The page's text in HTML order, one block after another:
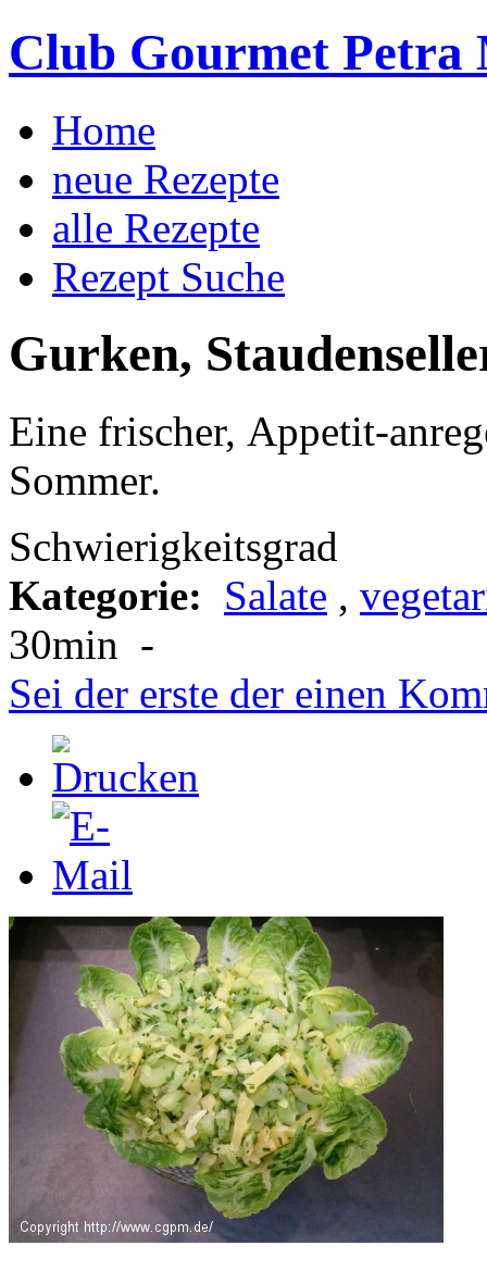
Club Gourmet Petra
Home
neue Rezepte
alle Rezepte
Rezept Suche
Gurken,
Eine frischer, Appetit-
Sommer.
Schwierigkeitsgrad
Kategorie: Salate ,
30min -
Sei der erste der einen